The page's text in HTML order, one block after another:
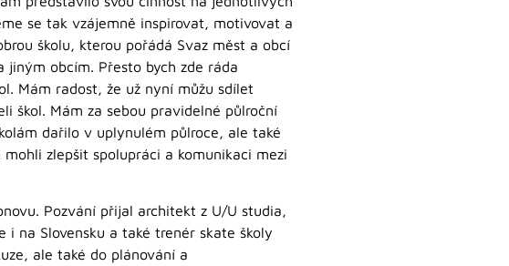
se tak vzájemně inspirovat, motivovat a
školu, kterou pořádá Svaz měst a obcí
jiným obcím. Přesto bych zde ráda
Mám radost, že už nyní můžu sdílet
škol. Mám za sebou pravidelné půlroční
dařilo v uplynulém půlroce, ale také
zlepšit spolupráci a komunikaci mezi
Pozvání přijal architekt z U/U studia,
i na Slovensku a také trenér skate školy
ale také do plánování a